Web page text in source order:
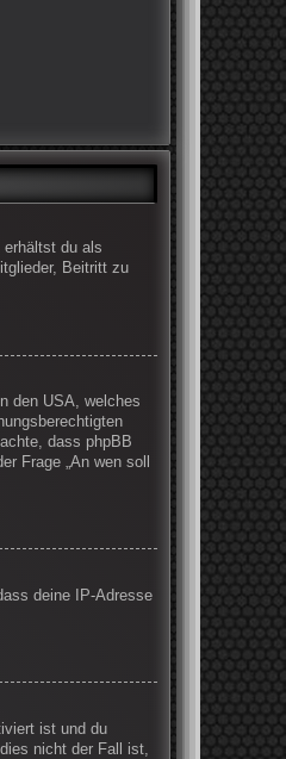
du als
Beitritt zu
den USA, welches
dass phpBB
Frage „An wen soll
deine IP-Adresse
ist und du
nicht der Fall ist,